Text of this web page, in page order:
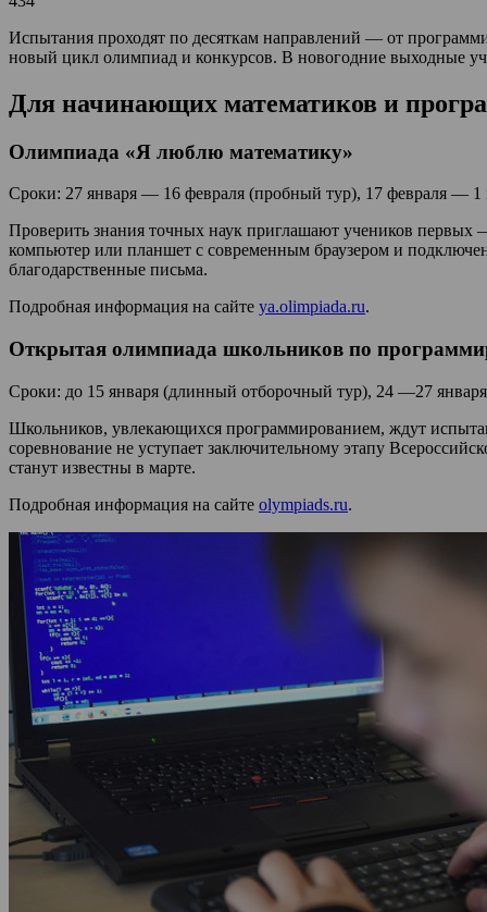
Испытания проходят по десяткам направлений — от
новый цикл олимпиад и конкурсов. В новогодние выходные
Для начинающих математиков и
Олимпиада «Я люблю математику»
Сроки: 27 января — 16 февраля (пробный тур), 17 февраля — 1
Проверить знания точных наук приглашают учеников
компьютер или планшет с современным браузером и
благодарственные письма.
Подробная информация на сайте ya.olimpiada.ru.
Открытая олимпиада школьников по
Сроки: до 15 января (длинный отборочный тур), 24 —27
Школьников, увлекающихся программированием, ждут
соревнование не уступает заключительному этапу
станут известны в марте.
Подробная информация на сайте olympiads.ru.